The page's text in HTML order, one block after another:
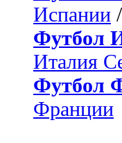
Испании /
Футбол
Италия
Футбол
Франции